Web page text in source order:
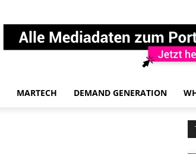
MARTECH DEMAND GENERATION